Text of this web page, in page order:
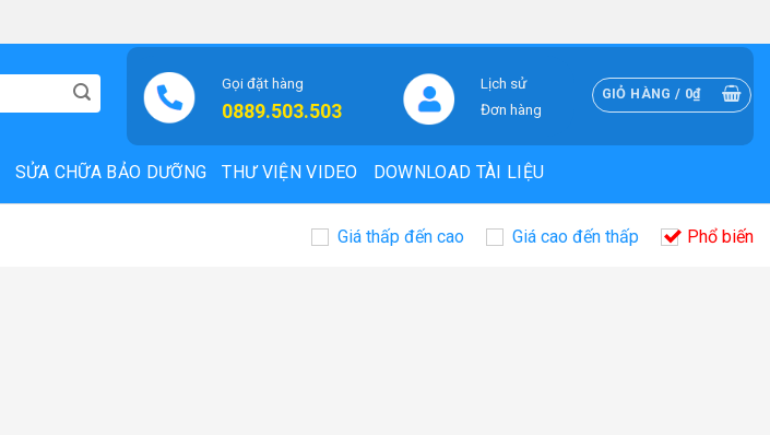
Gọi đặt hàng
0889.503.503
Lịch sử
Đơn hàng
GIỎ HÀNG / 0₫
SỬA CHỮA BẢO DƯỠNG THƯ VIỆN VIDEO DOWNLOAD TÀI LIỆU
Giá thấp đến cao Giá cao đến thấp Phổ biến